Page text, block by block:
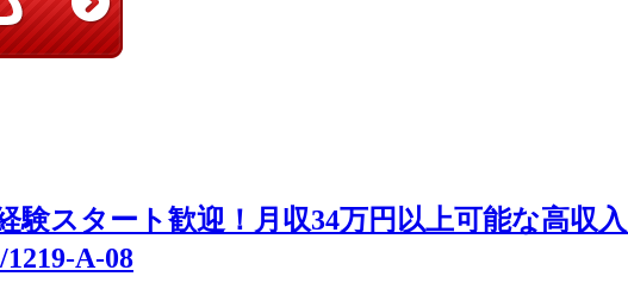
験スタート歓迎！月収34万円以上可能な高収
A-08